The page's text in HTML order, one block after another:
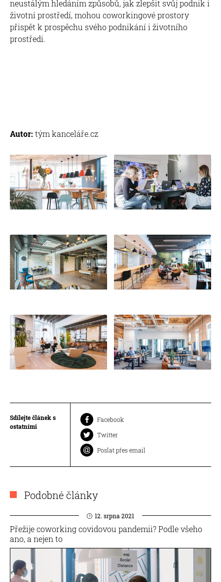
neustálým hledáním způsobů, jak zlepšit svůj podnik i
životní prostředí, mohou coworkingové prostory
přispět k prospěchu svého podnikání i životního
prostředí.
Autor: tým kanceláře.cz
Sdílejte článek s
ostatními
Facebook
Twitter
Poslat přes email
Podobné články
12. srpna 2021
Přežije coworking covidovou pandemii? Podle všeho
ano, a nejen to